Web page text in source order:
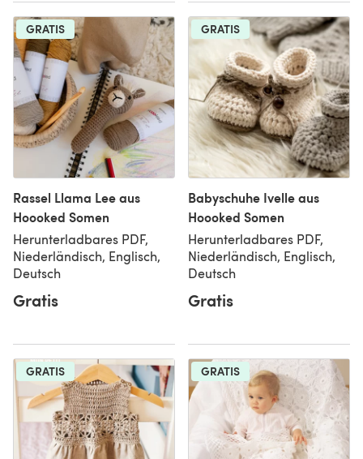
GRATIS
Rassel Llama Lee aus
Hoooked Somen
Herunterladbares PDF,
Niederländisch, Englisch,
Deutsch
Gratis
GRATIS
Babyschuhe Ivelle aus
Hoooked Somen
Herunterladbares PDF,
Niederländisch, Englisch,
Deutsch
Gratis
GRATIS GRATIS